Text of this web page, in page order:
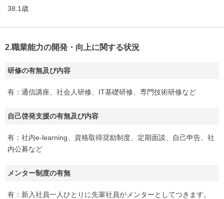
38.1歳
2.職業能力の開発・向上に関する状況
研修の有無及び内容
有：通信講座、社会人研修、IT基礎研修、専門技術研修など
自己啓発支援の有無及び内容
有：社内e-learning、資格取得奨励制度、定期面談、自己申告、社
内公募など
メンター制度の有無
有：新入社員一人ひとりに先輩社員がメンターとしてつきます。